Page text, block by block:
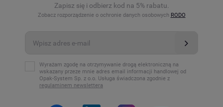
Zapisz się i odbierz kod na 5% rabatu.
Zobacz rozporządzenie o ochronie danych osobowych RODO
Wyrażam zgodę na otrzymywanie drogą elektroniczną na
wskazany przeze mnie adres email informacji handlowej od
Opak-System Sp. z o.o. Usługa świadczona zgodnie z
regulaminem newslettera